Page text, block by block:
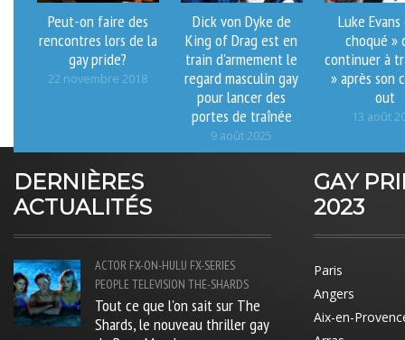
Peut-on faire des
rencontres lors de la
gay pride?
22 novembre 2018
Dick von Dyke de
King of Drag est en
train d'armement le
regard masculin gay
pour lancer des
portes de traînée
9 août 2025
Luke
choqué »
continuer à
» après son
out
13 août
DERNIÈRES
ACTUALITÉS
ACTOR FX-ON-HULU FX-SERIES
PEOPLETELEVISION THE-SHARDS
Tout ce que l'on sait sur The
Shards, le nouveau thriller gay
GAY
2023
Paris
Angers
Aix-en-